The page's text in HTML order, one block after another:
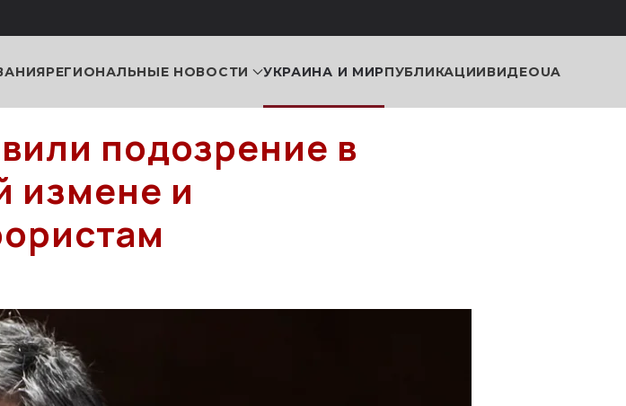
РЕГИОНАЛЬНЫЕ НОВОСТИ УКРАИНА И МИРПУБЛИКАЦИИВИДЕОUA
подозрение в
измене и